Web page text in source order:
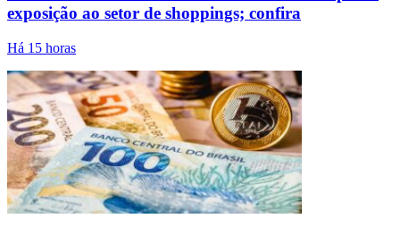
exposição ao setor de shoppings; confira
Há 15 horas